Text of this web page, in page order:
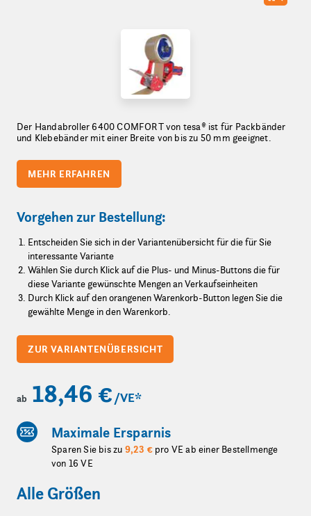
Der Handabroller 6400 COMFORT von tesa® ist für Packbänder
und Klebebänder mit einer Breite von bis zu 50 mm geeignet.
MEHR ERFAHREN
Vorgehen zur Bestellung:
Entscheiden Sie sich in der Variantenübersicht für die für Sie
interessante Variante
Wählen Sie durch Klick auf die Plus- und Minus-Buttons die für
diese Variante gewünschte Mengen an Verkaufseinheiten
Durch Klick auf den orangenen Warenkorb-Button legen Sie die
gewählte Menge in den Warenkorb.
ZUR VARIANTENÜBERSICHT
ab 18,46 € /VE*
Maximale Ersparnis
Sparen Sie bis zu 9,23 €pro VE ab einer Bestellmenge
von 16 VE
Alle Größen